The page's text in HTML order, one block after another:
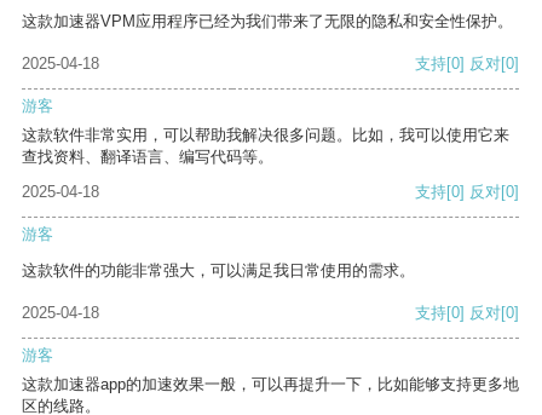
这款加速器VPM应用程序已经为我们带来了无限的隐私和安全性保护。
2025-04-18 支持[0] 反对[0]
游客
这款软件非常实用，可以帮助我解决很多问题。比如，我可以使用它来
查找资料、翻译语言、编写代码等。
2025-04-18
支持[0] 反对[0]
游客
这款软件的功能非常强大，可以满足我日常使用的需求。
2025-04-18 支持[0] 反对[0]
游客
这款加速器app的加速效果一般，可以再提升一下，比如能够支持更多地
区的线路。